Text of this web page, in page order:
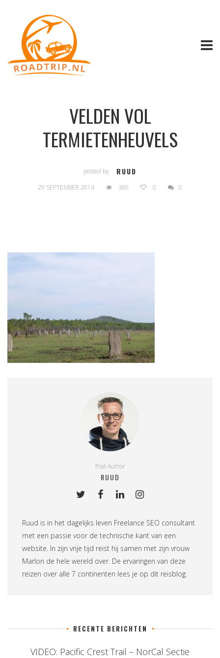
VELDEN VOL
TERMIETENHEUVELS
posted by RUUD
29 SEPTEMBER 2014 389 0 0
Post Author
RUUD
Ruud is in het dagelijks leven Freelance SEO consultant
met een passie voor de technische kant van een
website. In zijn vrije tijd reist hij samen met zijn vrouw
Marlon de hele wereld over. De ervaringen van deze
reizen over alle 7 continenten lees je op dit reisblog.
RECENTE BERICHTEN
VIDEO: Pacific Crest Trail – NorCal Sectie